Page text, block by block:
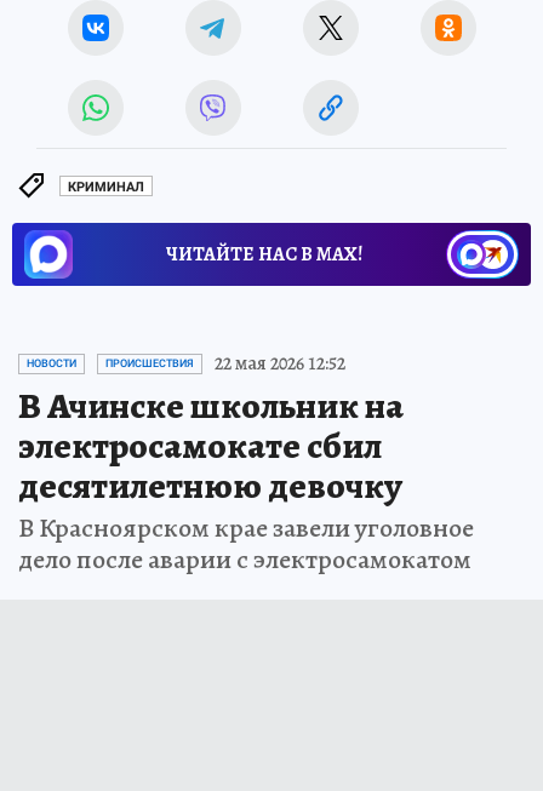
КРИМИНАЛ
ЧИТАЙТЕ НАС В МАХ!
НОВОСТИ ПРОИСШЕСТВИЯ 22 мая 2026 12:52
В Ачинске школьник на
электросамокате сбил
десятилетнюю девочку
В Красноярском крае завели уголовное
дело после аварии с электросамокатом